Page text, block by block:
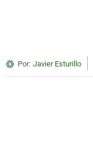
Por: Javier Esturillo